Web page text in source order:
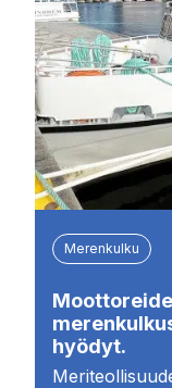
Merenkulku
hyödyt.